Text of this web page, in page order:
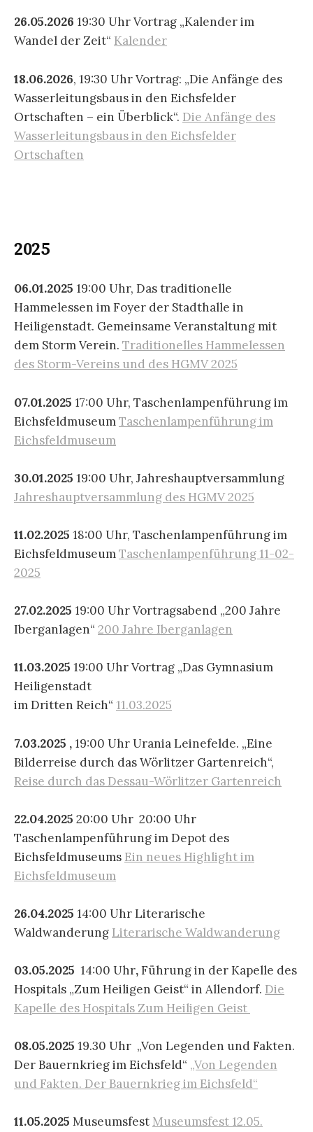
26.05.2026 19:30 Uhr Vortrag „Kalender im
Wandel der Zeit“ Kalender
18.06.2026, 19:30 Uhr Vortrag: „Die Anfänge des
Wasserleitungsbaus in den Eichsfelder
Ortschaften – ein Überblick“. Die Anfänge des
Wasserleitungsbaus in den Eichsfelder
Ortschaften
2025
06.01.2025 19:00 Uhr, Das traditionelle
Hammelessen im Foyer der Stadthalle in
Heiligenstadt. Gemeinsame Veranstaltung mit
dem Storm Verein. Traditionelles Hammelessen
des Storm-Vereins und des HGMV 2025
07.01.2025 17:00 Uhr, Taschenlampenführung im
EichsfeldmuseumTaschenlampenführung im
Eichsfeldmuseum
30.01.2025 19:00 Uhr, Jahreshauptversammlung
Jahreshauptversammlung des HGMV 2025
11.02.2025 18:00 Uhr, Taschenlampenführung im
EichsfeldmuseumTaschenlampenführung 11-02-
2025
27.02.2025 19:00 Uhr Vortragsabend „200 Jahre
Iberganlagen“ 200 Jahre Iberganlagen
11.03.2025 19:00 Uhr Vortrag „Das Gymnasium
Heiligenstadt
im Dritten Reich“ 11.03.2025
7.03.2025 ,19:00 Uhr Urania Leinefelde. „Eine
Bilderreise durch das Wörlitzer Gartenreich“,
Reise durch das Dessau-Wörlitzer Gartenreich
22.04.2025 20:00 Uhr 20:00 Uhr
Taschenlampenführung im Depot des
Eichsfeldmuseums Ein neues Highlight im
Eichsfeldmuseum
26.04.2025 14:00 Uhr Literarische
Waldwanderung Literarische Waldwanderung
03.05.2025 14:00 Uhr,Führung in der Kapelle des
Hospitals „Zum Heiligen Geist“ in Allendorf. Die
Kapelle des Hospitals Zum Heiligen Geist
08.05.2025 19.30 Uhr „Von Legenden und Fakten.
Der Bauernkrieg im Eichsfeld“ „Von Legenden
und Fakten. Der Bauernkrieg im Eichsfeld“
11.05.2025 Museumsfest Museumsfest 12.05.